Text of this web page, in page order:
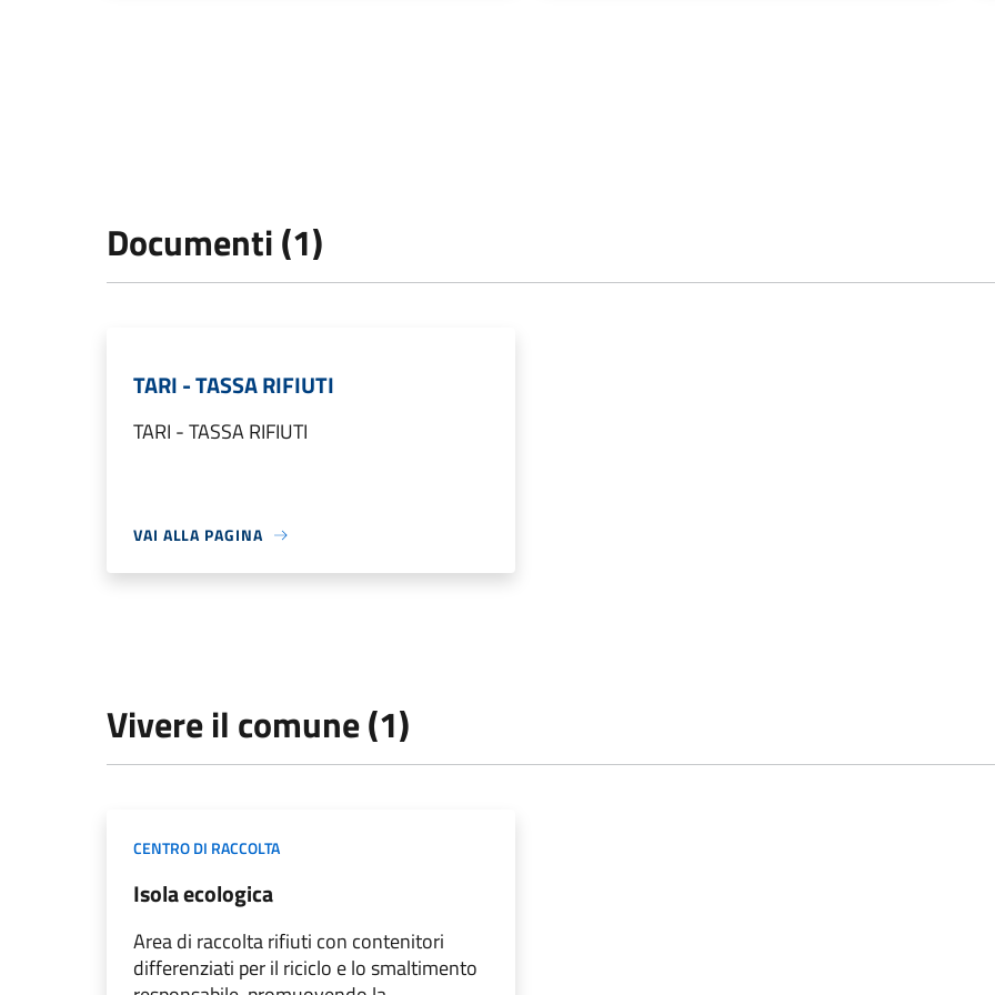
Documenti (1)
TARI - TASSA RIFIUTI
TARI - TASSA RIFIUTI
VAI ALLA PAGINA
Vivere il comune (1)
CENTRO DI RACCOLTA
Isola ecologica
Area di raccolta rifiuti con contenitori
differenziati per il riciclo e lo smaltimento